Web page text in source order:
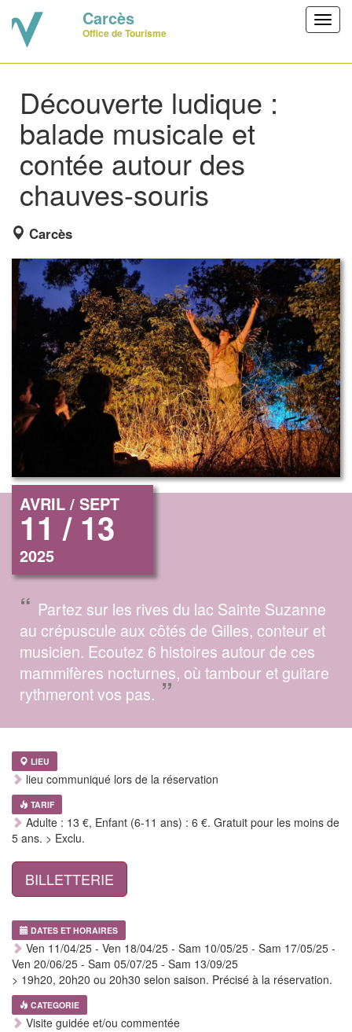
Carcès
Office de Tourisme
Découverte ludique :
balade musicale et
contée autour des
chauves-souris
Carcès
AVRIL / SEPT
11 / 13
2025
“ Partez sur les rives du lac Sainte Suzanne
au crépuscule aux côtés de Gilles, conteur et
musicien. Ecoutez 6 histoires autour de ces
mammifères nocturnes, où tambour et guitare
rythmeront vos pas. ”
LIEU
lieu communiqué lors de la réservation
TARIF
Adulte : 13 €, Enfant (6-11 ans) : 6 €. Gratuit pour les moins de
5 ans. > Exclu.
BILLETTERIE
DATES ET HORAIRES
Ven 11/04/25 - Ven 18/04/25 - Sam 10/05/25 - Sam 17/05/25 -
Ven 20/06/25 - Sam 05/07/25 - Sam 13/09/25
> 19h20, 20h20 ou 20h30 selon saison. Précisé à la réservation.
CATEGORIE
Visite guidée et/ou commentée